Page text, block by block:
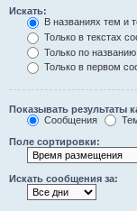
Искать:
В названиях тем и
Только в текстах
Только по
Только в первом
Показывать результаты
Сообщения
Поле сортировки:
Искать сообщения за: